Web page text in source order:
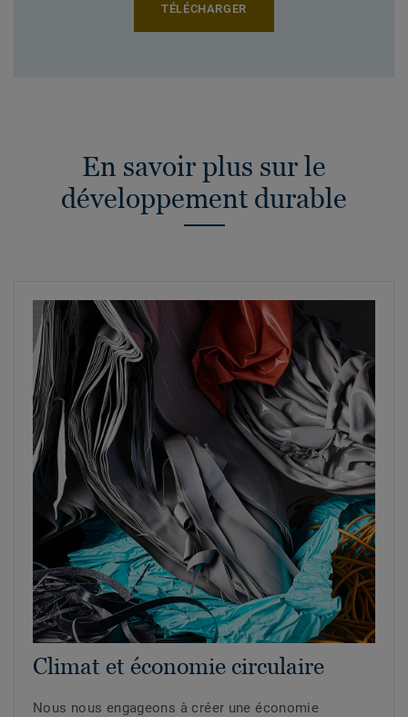
TÉLÉCHARGER
En savoir plus sur le
développement durable
Climat et économie circulaire
Nous nous engageons à créer une économie